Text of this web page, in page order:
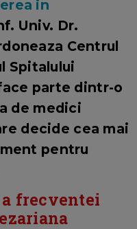
in
Univ. Dr.
Centrul
Spitalului
parte dintr-o
de medici
decide cea mai
pentru
frecventei